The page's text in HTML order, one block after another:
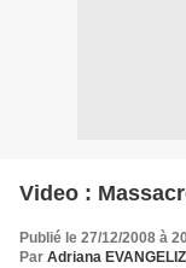
Video :
Publié le 27/12/2008 à
Par Adriana